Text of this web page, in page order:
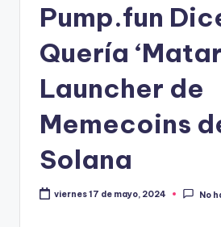
Pump.fun
Quería
Launcher de
Memecoins
Solana
viernes 17 de mayo, 2024 No